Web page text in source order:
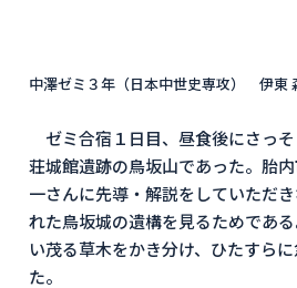
中澤ゼミ３年（日本中世史専攻） 伊東
ゼミ合宿１日目、昼食後にさっ
荘城館遺跡の鳥坂山であった。胎
一さんに先導・解説をしていただ
れた鳥坂城の遺構を見るためであ
い茂る草木をかき分け、ひたすら
た。